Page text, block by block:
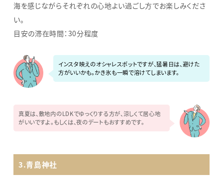
海を感じながらそれぞれの心地よい過ごし方でお楽しみくださ
い。
目安の滞在時間：30分程度
インスタ映えのオシャレスポットですが、猛暑日は、避けた
方がいいかも。かき氷も一瞬で溶けてしまいます。
真夏は、敷地内のLDKでゆっくりする方が、涼しくて居心地
がいいですよ。もしくは、夜のデートもおすすめです。
3.青島神社